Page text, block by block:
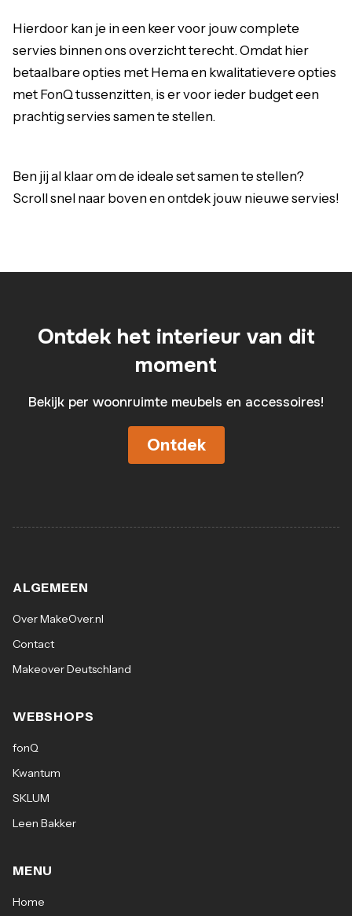
Hierdoor kan je in een keer voor jouw complete
servies binnen ons overzicht terecht. Omdat hier
betaalbare opties met Hema en kwalitatievere opties
met FonQ tussenzitten, is er voor ieder budget een
prachtig servies samen te stellen.
Ben jij al klaar om de ideale set samen te stellen?
Scroll snel naar boven en ontdek jouw nieuwe servies!
Ontdek het interieur van dit
moment
Bekijk per woonruimte meubels en accessoires!
Ontdek
ALGEMEEN
Over MakeOver.nl
Contact
Makeover Deutschland
WEBSHOPS
fonQ
Kwantum
SKLUM
Leen Bakker
MENU
Home